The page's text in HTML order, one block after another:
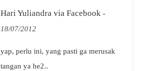
Hari Yuliandra via Facebook -
18/07/2012
yap, perlu ini, yang pasti ga merusak
tangan ya he2..